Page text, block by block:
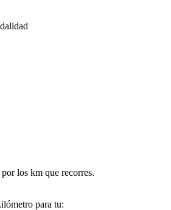
los km que recorres.
para tu: